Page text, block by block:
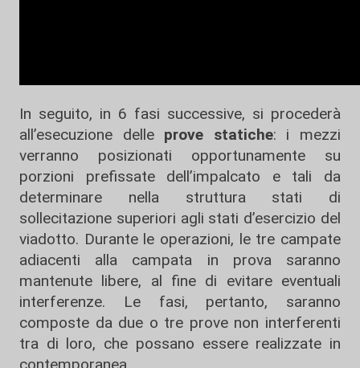
In seguito, in 6 fasi successive, si procederà
all’esecuzione delleprove statiche: i mezzi
verranno posizionati opportunamente su
porzioni prefissate dell’impalcato e tali da
determinare nella struttura stati di
sollecitazione superiori agli stati d’esercizio del
viadotto. Durante le operazioni, le tre campate
adiacenti alla campata in prova saranno
mantenute libere, al fine di evitare eventuali
interferenze. Le fasi, pertanto, saranno
composte da due o tre prove non interferenti
tra di loro, che possano essere realizzate in